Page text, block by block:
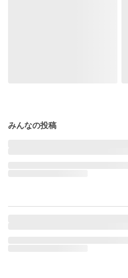
みんなの投稿